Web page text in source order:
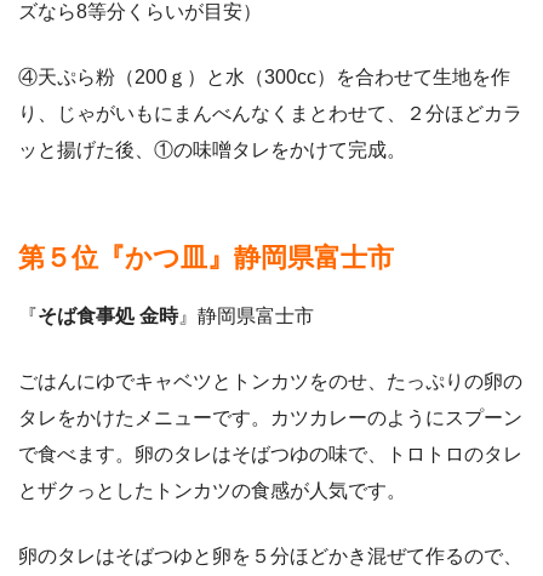
ズなら8等分くらいが目安）
④天ぷら粉（200ｇ）と水（300cc）を合わせて生地を作
り、じゃがいもにまんべんなくまとわせて、２分ほどカラ
ッと揚げた後、①の味噌タレをかけて完成。
第５位『かつ皿』静岡県富士市
『そば食事処 金時』静岡県富士市
ごはんにゆでキャベツとトンカツをのせ、たっぷりの卵の
タレをかけたメニューです。カツカレーのようにスプーン
で食べます。卵のタレはそばつゆの味で、トロトロのタレ
とザクっとしたトンカツの食感が人気です。
卵のタレはそばつゆと卵を５分ほどかき混ぜて作るので、